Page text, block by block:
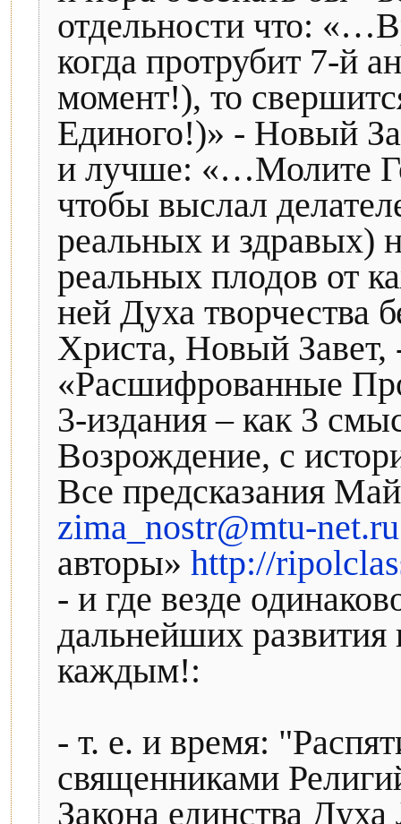
отдельности что:
когда протрубит 7-й
момент!), то
Единого!)» - Новый
и лучше: «…Молите
чтобы выслал
реальных и здравых)
реальных плодов от
ней Духа
Христа, Новый Завет,
«Расшифрованные
3-издания – как 3
Возрождение, с
Все предсказания
zima_nostr@mtu-net.ru
авторы» http://
- и где везде
дальнейших развития
каждым!:
- т. е. и время:
священниками
Закона единства